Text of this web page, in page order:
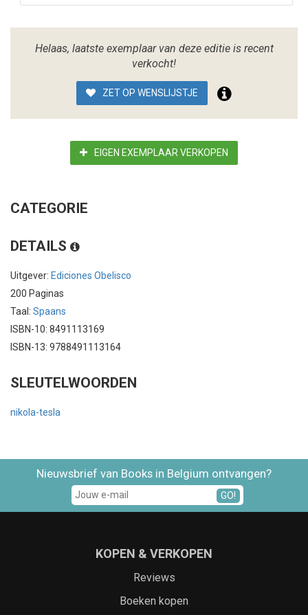
Helaas, laatste exemplaar van deze editie is recent
verkocht!
ZET OP WENSLIJSTJE
EIGEN EXEMPLAAR VERKOPEN
CATEGORIE
DETAILS
Uitgever: Ediciones Obelisco
200 Paginas
Taal: Spaans
ISBN-10: 8491113169
ISBN-13: 9788491113164
SLEUTELWOORDEN
nikola-tesla
Nieuwsbrief van Books in Belgium ontvangen?
GO!
KOPEN & VERKOPEN
Reviews
Boeken kopen